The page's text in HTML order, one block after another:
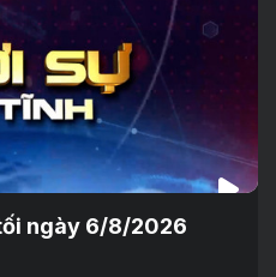
ngày 6/8/2026